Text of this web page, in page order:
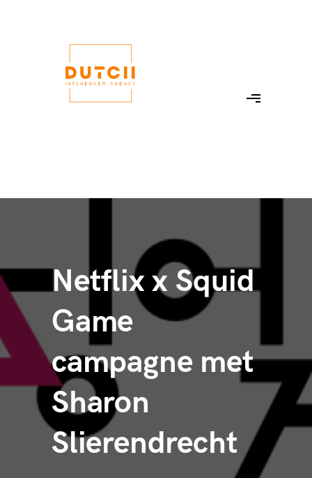
Netflix x Squid
Game
campagne met
Sharon
Slierendrecht